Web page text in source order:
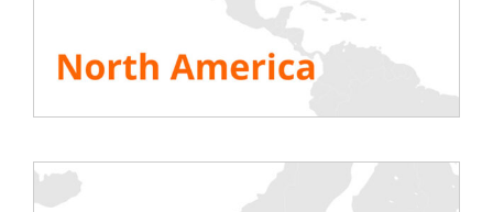
VER TODOS LOS RECURSOS
Comparte esta historia, ¡elige tu plataforma!